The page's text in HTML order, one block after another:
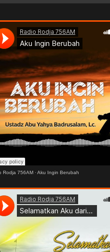
Rodja 756AM ·Aku Ingin Berubah